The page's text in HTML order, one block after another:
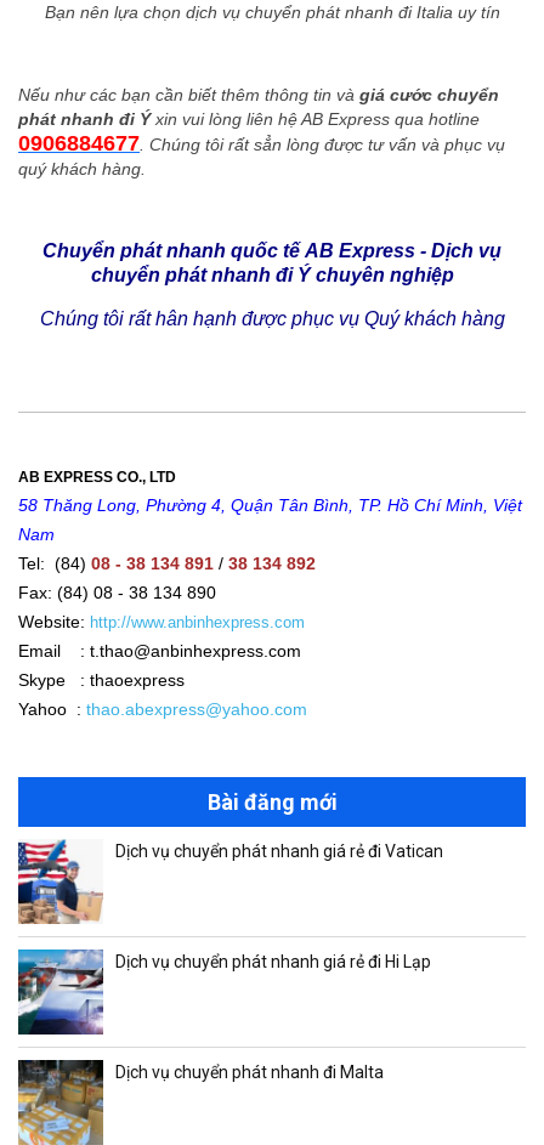
Bạn nên lựa chọn dịch vụ chuyển phát nhanh đi Italia uy tín
Nếu như các bạn cần biết thêm thông tin và giá cước chuyển
phát nhanh đi Ýxin vui lòng liên hệ AB Express qua hotline
0906884677 . Chúng tôi rất sẳn lòng được tư vấn và phục vụ
quý khách hàng.
Chuyển phát nhanh quốc tế AB Express - Dịch vụ
chuyển phát nhanh đi Ý chuyên nghiệp
Chúng tôi rất hân hạnh được phục vụ Quý khách hàng
AB EXPRESS CO., LTD
58 Thăng Long, Phường 4, Quận Tân Bình, TP. Hồ Chí Minh, Việt
Nam
Tel: (84) 08 - 38 134 891 / 38 134 892
Fax: (84) 08 - 38 134 890
Website: http://www.anbinhexpress.com
Email : t.thao@anbinhexpress.com
Skype : thaoexpress
Yahoo : thao.abexpress@yahoo.com
Bài đăng mới
Dịch vụ chuyển phát nhanh giá rẻ đi Vatican
Dịch vụ chuyển phát nhanh giá rẻ đi Hi Lạp
Dịch vụ chuyển phát nhanh đi Malta